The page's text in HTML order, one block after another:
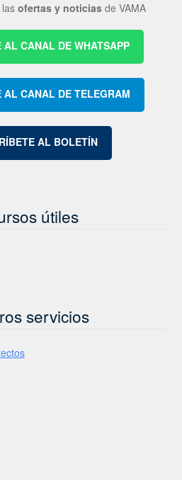
ofertas y noticiasde VAMA
AL CANAL DE WHATSAPP
AL CANAL DE TELEGRAM
AL BOLETÍN
útiles
servicios